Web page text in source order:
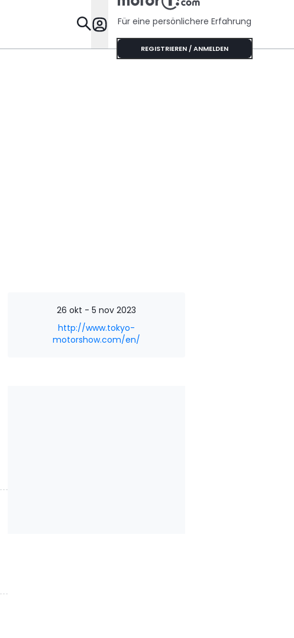
Specials
Für eine persönlichere Erfahrung
REGISTRIEREN / ANMELDEN
26 okt - 5 nov 2023
http://www.tokyo-
motorshow.com/en/